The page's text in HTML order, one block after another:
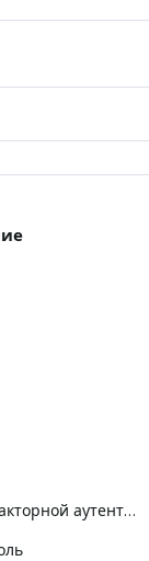
Добавление или отключение многофакторной аутентификации